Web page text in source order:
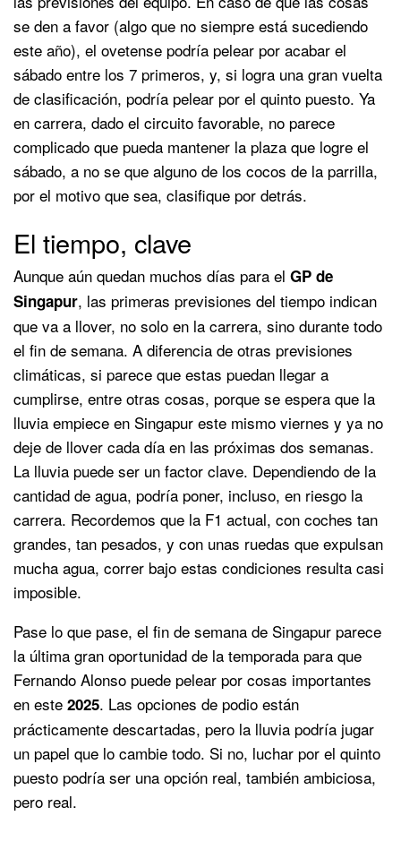
se den a favor (algo que no siempre está sucediendo
este año), el ovetense podría pelear por acabar el
sábado entre los 7 primeros, y, si logra una gran vuelta
de clasificación, podría pelear por el quinto puesto. Ya
en carrera, dado el circuito favorable, no parece
complicado que pueda mantener la plaza que logre el
sábado, a no se que alguno de los cocos de la parrilla,
por el motivo que sea, clasifique por detrás.
El tiempo, clave
Aunque aún quedan muchos días para el GP de
Singapur, las primeras previsiones del tiempo indican
que va a llover, no solo en la carrera, sino durante todo
el fin de semana. A diferencia de otras previsiones
climáticas, si parece que estas puedan llegar a
cumplirse, entre otras cosas, porque se espera que la
lluvia empiece en Singapur este mismo viernes y ya no
deje de llover cada día en las próximas dos semanas.
La lluvia puede ser un factor clave. Dependiendo de la
cantidad de agua, podría poner, incluso, en riesgo la
carrera. Recordemos que la F1 actual, con coches tan
grandes, tan pesados, y con unas ruedas que expulsan
mucha agua, correr bajo estas condiciones resulta casi
imposible.
Pase lo que pase, el fin de semana de Singapur parece
la última gran oportunidad de la temporada para que
Fernando Alonso puede pelear por cosas importantes
en este 2025. Las opciones de podio están
prácticamente descartadas, pero la lluvia podría jugar
un papel que lo cambie todo. Si no, luchar por el quinto
puesto podría ser una opción real, también ambiciosa,
pero real.